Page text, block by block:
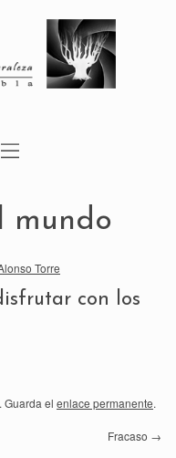
mundo
Torre
con los
. Guarda el enlace permanente.
Fracaso →